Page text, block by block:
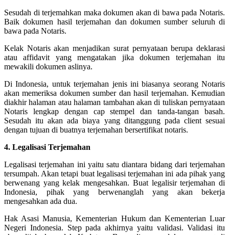
Sesudah di terjemahkan maka dokumen akan di bawa pada Notaris.
Baik dokumen hasil terjemahan dan dokumen sumber seluruh di
bawa pada Notaris.
Kelak Notaris akan menjadikan surat pernyataan berupa deklarasi
atau affidavit yang mengatakan jika dokumen terjemahan itu
mewakili dokumen aslinya.
Di Indonesia, untuk terjemahan jenis ini biasanya seorang Notaris
akan memeriksa dokumen sumber dan hasil terjemahan. Kemudian
diakhir halaman atau halaman tambahan akan di tuliskan pernyataan
Notaris lengkap dengan cap stempel dan tanda-tangan basah.
Sesudah itu akan ada biaya yang ditanggung pada client sesuai
dengan tujuan di buatnya terjemahan bersertifikat notaris.
4. Legalisasi Terjemahan
Legalisasi terjemahan ini yaitu satu diantara bidang dari terjemahan
tersumpah. Akan tetapi buat legalisasi terjemahan ini ada pihak yang
berwenang yang kelak mengesahkan. Buat legalisir terjemahan di
Indonesia, pihak yang berwenanglah yang akan bekerja
mengesahkan ada dua.
Hak Asasi Manusia, Kementerian Hukum dan Kementerian Luar
Negeri Indonesia. Step pada akhirnya yaitu validasi. Validasi itu